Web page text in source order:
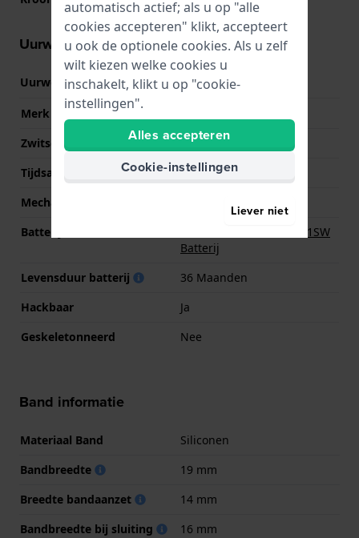
Uurwerk informatie
Uurwerk nr. GL12(Bekijk specificaties
Merk uurwerk
Zwitsers uurwerk
Nee
Tijdsaanduiding
Analoog
Mechanisme
Batterij
Renata R364 364 / SR621SW
Batterij
Levensduur batterij
36 Maanden
Hackbaar
Ja
Geskeletonneerd
Nee
Band informatie
Materiaal Band
Siliconen
Bandbreedte
19 mm
Breedte bandaanzet
14 mm
Bandbreedte bij sluiting
16 mm
automatisch actief; als u op "alle
cookies accepteren" klikt, accepteert
u ook de optionele cookies. Als u zelf
wilt kiezen welke cookies u
inschakelt, klikt u op "cookie-
instellingen".
Alles accepteren
Cookie-instellingen
Liever niet